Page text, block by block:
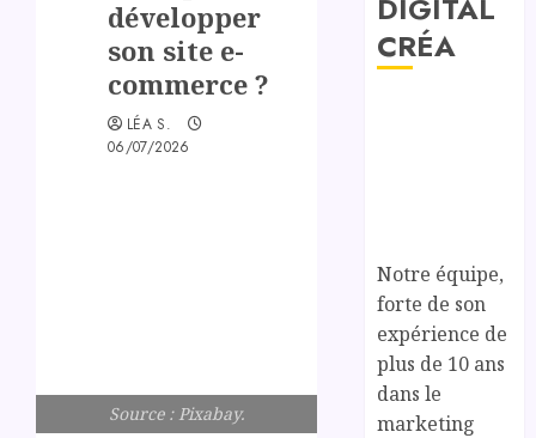
développer
son site e-
commerce ?
LÉA S.
06/07/2026
Source : Pixabay.
DIGITAL
CRÉA
Notre équipe,
forte de son
expérience de
plus de 10 ans
dans le
marketing